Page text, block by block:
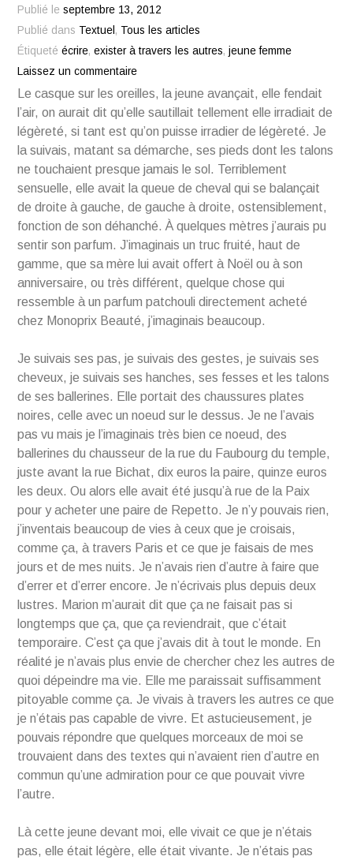
Publié leseptembre 13, 2012
Publié dans Textuel , Tous les articles
Étiquetéécrire,exister à travers les autres,jeune femme
Laissez un commentaire
Le casque sur les oreilles, la jeune avançait, elle fendait
l’air, on aurait dit qu’elle sautillait tellement elle irradiait de
légèreté, si tant est qu’on puisse irradier de légèreté. Je
la suivais, matant sa démarche, ses pieds dont les talons
ne touchaient presque jamais le sol. Terriblement
sensuelle, elle avait la queue de cheval qui se balançait
de droite à gauche, de gauche à droite, ostensiblement,
fonction de son déhanché. À quelques mètres j’aurais pu
sentir son parfum. J’imaginais un truc fruité, haut de
gamme, que sa mère lui avait offert à Noël ou à son
anniversaire, ou très différent, quelque chose qui
ressemble à un parfum patchouli directement acheté
chez Monoprix Beauté, j’imaginais beaucoup.
Je suivais ses pas, je suivais des gestes, je suivais ses
cheveux, je suivais ses hanches, ses fesses et les talons
de ses ballerines. Elle portait des chaussures plates
noires, celle avec un noeud sur le dessus. Je ne l’avais
pas vu mais je l’imaginais très bien ce noeud, des
ballerines du chausseur de la rue du Faubourg du temple,
juste avant la rue Bichat, dix euros la paire, quinze euros
les deux. Ou alors elle avait été jusqu’à rue de la Paix
pour y acheter une paire de Repetto. Je n’y pouvais rien,
j’inventais beaucoup de vies à ceux que je croisais,
comme ça, à travers Paris et ce que je faisais de mes
jours et de mes nuits. Je n’avais rien d’autre à faire que
d’errer et d’errer encore. Je n’écrivais plus depuis deux
lustres. Marion m’aurait dit que ça ne faisait pas si
longtemps que ça, que ça reviendrait, que c’était
temporaire. C’est ça que j’avais dit à tout le monde. En
réalité je n’avais plus envie de chercher chez les autres de
quoi dépeindre ma vie. Elle me paraissait suffisamment
pitoyable comme ça. Je vivais à travers les autres ce que
je n’étais pas capable de vivre. Et astucieusement, je
pouvais répondre que quelques morceaux de moi se
trouvaient dans des textes qui n’avaient rien d’autre en
commun qu’une admiration pour ce que pouvait vivre
l’autre.
Là cette jeune devant moi, elle vivait ce que je n’étais
pas, elle était légère, elle était vivante. Je n’étais pas